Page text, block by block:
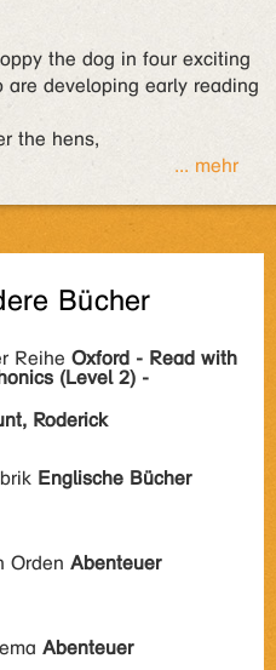
the dog in four exciting
developing early reading
the hens,
... mehr
Bücher
Reihe Oxford - Read with
(Level 2) -
Roderick
Englische Bücher
Orden Abenteuer
Abenteuer